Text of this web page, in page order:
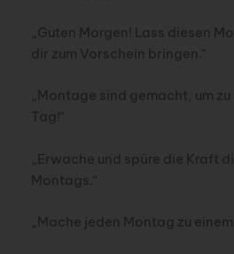
„Guten Morgen! Lass diesen
dir zum Vorschein bringen.“
„Montage sind gemacht, um
Tag!“
„Erwache und spüre die Kraft
Montags.“
„Mache jeden Montag zu